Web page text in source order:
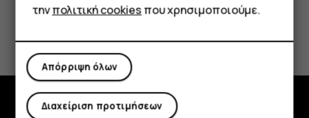
Ναι Όχι
τηνπολιτική cookiesπου χρησιμοποιούμε.
Απόρριψη όλων
Διαχείριση προτιμήσεων